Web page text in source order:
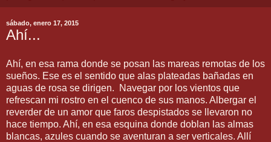
sábado, enero 17, 2015
Ahí...
Ahí, en esa rama donde se posan las mareas remotas de los
sueños. Ese es el sentido que alas plateadas bañadas en
aguas de rosa se dirigen. Navegar por los vientos que
refrescan mi rostro en el cuenco de sus manos. Albergar el
reverder de un amor que faros despistados se llevaron no
hace tiempo. Ahí, en esa esquina donde doblan las almas
blancas, azules cuando se aventuran a ser verticales. Allí